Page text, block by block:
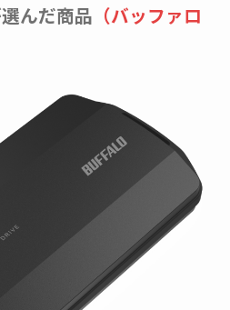
んだ商品 （バッファロ